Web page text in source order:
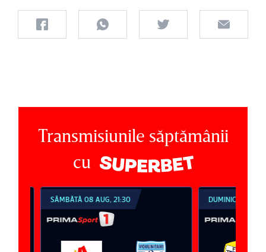
Transmisiunile săptămânii
cu
SÂMBĂTĂ 08 AUG, 21:30 DUMINICĂ 09 AUG,